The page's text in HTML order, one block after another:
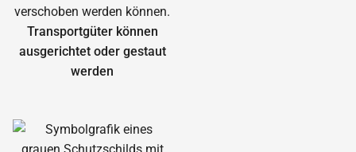
Transportgüter können
ausgerichtet oder gestaut
werden